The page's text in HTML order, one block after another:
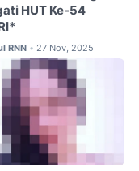
HUT Ke-54
RNN • 27 Nov, 2025